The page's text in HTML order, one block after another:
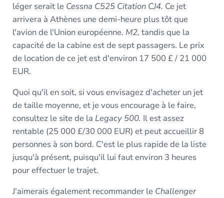
léger serait le Cessna C525 Citation CJ4. Ce jet
arrivera à Athènes une demi-heure plus tôt que
l'avion de l'Union européenne. M2, tandis que la
capacité de la cabine est de sept passagers. Le prix
de location de ce jet est d'environ 17 500 £ / 21 000
EUR.
Quoi qu'il en soit, si vous envisagez d'acheter un jet
de taille moyenne, et je vous encourage à le faire,
consultez le site de la Legacy 500. Il est assez
rentable (25 000 £/30 000 EUR) et peut accueillir 8
personnes à son bord. C'est le plus rapide de la liste
jusqu'à présent, puisqu'il lui faut environ 3 heures
pour effectuer le trajet.
J'aimerais également recommander le Challenger